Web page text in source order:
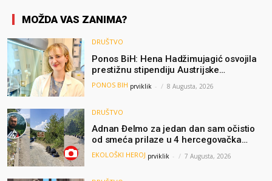
MOŽDA VAS ZANIMA?
DRUŠTVO
Ponos BiH: Hena Hadžimujagić osvojila
prestižnu stipendiju Austrijske
akademije nauka, njeno istraživanje
moglo bi pomoći djeci širom svijeta
PONOS BIH prviklik - 8 Augusta, 2026
DRUŠTVO
Adnan Đelmo za jedan dan sam očistio
od smeća prilaze u 4 hercegovačka
grada: “Danas nisam čistio samo smeće,
čistio sam sliku o nama”
EKOLOŠKI HEROJ prviklik - 7 Augusta, 2026